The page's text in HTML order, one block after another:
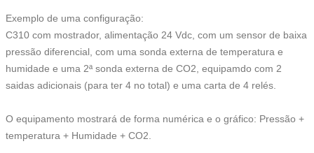
Exemplo de uma configuração:
C310 com mostrador, alimentação 24 Vdc, com um sensor de baixa
pressão diferencial, com uma sonda externa de temperatura e
humidade e uma 2ª sonda externa de CO2, equipamdo com 2
saidas adicionais (para ter 4 no total) e uma carta de 4 relés.
O equipamento mostrará de forma numérica e o gráfico: Pressão +
temperatura + Humidade + CO2.